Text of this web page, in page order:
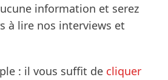
information et serez
à lire nos interviews et
: il vous suffit de cliquer